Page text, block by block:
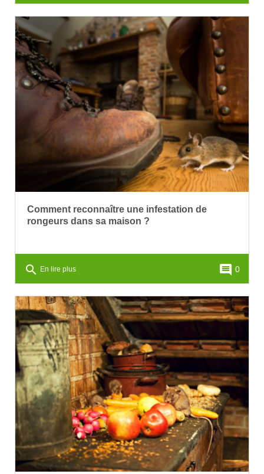
Comment reconnaître une infestation de
rongeurs dans sa maison ?
search En lire plus comment 0